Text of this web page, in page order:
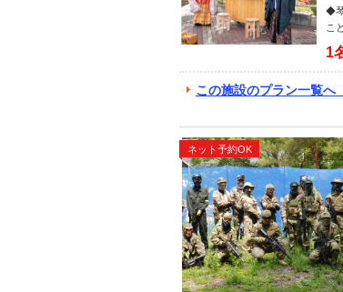
◆
こ
1
この施設のプラン一覧へ
ネット予約OK